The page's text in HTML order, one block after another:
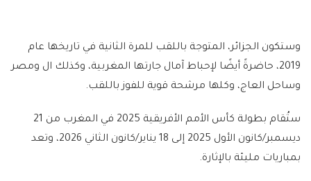
وستكون الجزائر، المتوجة باللقب للمرة الثانية في تاريخها عام
2019، حاضرةً أيضًا لإحباط آمال جارتها المغربية، وكذلك ال ومصر
وساحل العاج، وكلها مرشحة قوية للفوز باللقب.
ستُقام بطولة كأس الأمم الأفريقية 2025 في المغرب من 21
ديسمبر/كانون الأول 2025 إلى 18 يناير/كانون الثاني 2026، وتعد
بمباريات مليئة بالإثارة.